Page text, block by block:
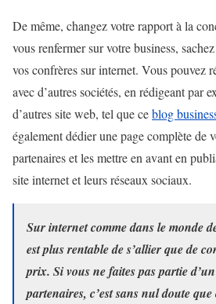
De même, changez votre rapport à la
vous renfermer sur votre business,
vos confrères sur internet. Vous pouvez
avec d’autres sociétés, en rédigeant par
d’autres site web, tel que ceblog
également dédier une page complète de
partenaires et les mettre en avant en
site internet et leurs réseaux sociaux.
Sur internet comme dans le monde
est plus rentable de s’allier que de
prix. Si vous ne faites pas partie
partenaires, c’est sans nul doute